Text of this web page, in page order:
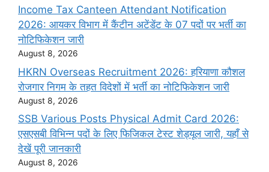
Income Tax Canteen Attendant Notification
2026: आयकर विभाग में कैंटीन अटेंडेंट के 07 पदों पर भर्ती का
नोटिफिकेशन जारी
August 8, 2026
HKRN Overseas Recruitment 2026: हरियाणा कौशल
रोजगार निगम के तहत विदेशों में भर्ती का नोटिफिकेशन जारी
August 8, 2026
SSB Various Posts Physical Admit Card 2026:
एसएसबी विभिन्न पदों के लिए फिजिकल टेस्ट शेड्यूल जारी, यहाँ से
देखें पूरी जानकारी
August 8, 2026